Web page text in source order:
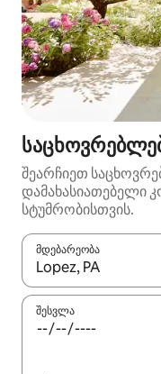
შეარჩიეთ
დამახასიათებელი
სტუმრობისთვის.
მდებარეობა
როცა შედეგები
შესვლა